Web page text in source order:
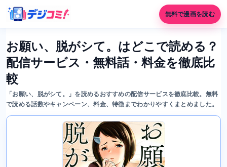
無料で漫画を読む
お願い、脱がシて。はどこで読める？
配信サービス・無料話・料金を徹底比
較
「お願い、脱がシて。」を読めるおすすめの配信サービスを徹底比較。無料
で読める話数やキャンペーン、料金、特徴までわかりやすくまとめました。